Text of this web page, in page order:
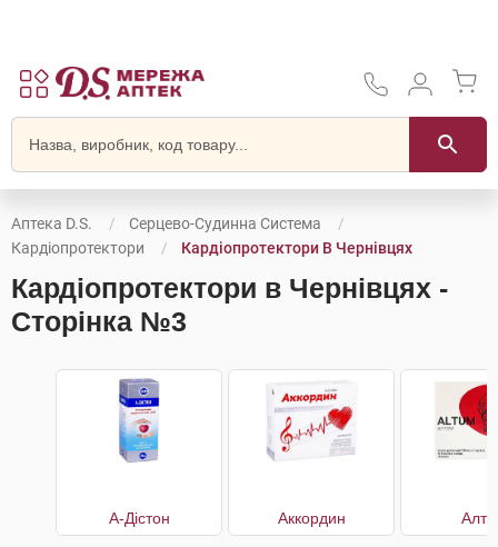
Аптека D.S.
Серцево-Судинна Система
Кардіопротектори
Кардіопротектори В Чернівцях
Кардіопротектори в Чернівцях -
Сторінка №3
А-Дістон Аккордин